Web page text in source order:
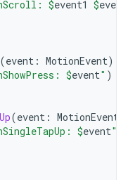
$event1 $
(event : MotionEvent)
$event" )
(event : MotionEvent
$event"